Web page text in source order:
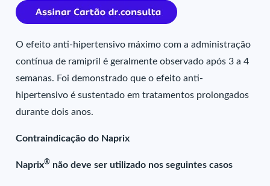
O efeito anti-hipertensivo máximo com a administração
contínua de ramipril é geralmente observado após 3 a 4
semanas. Foi demonstrado que o efeito anti-
hipertensivo é sustentado em tratamentos prolongados
durante dois anos.
Contraindicação do Naprix
Naprix® não deve ser utilizado nos seguintes casos